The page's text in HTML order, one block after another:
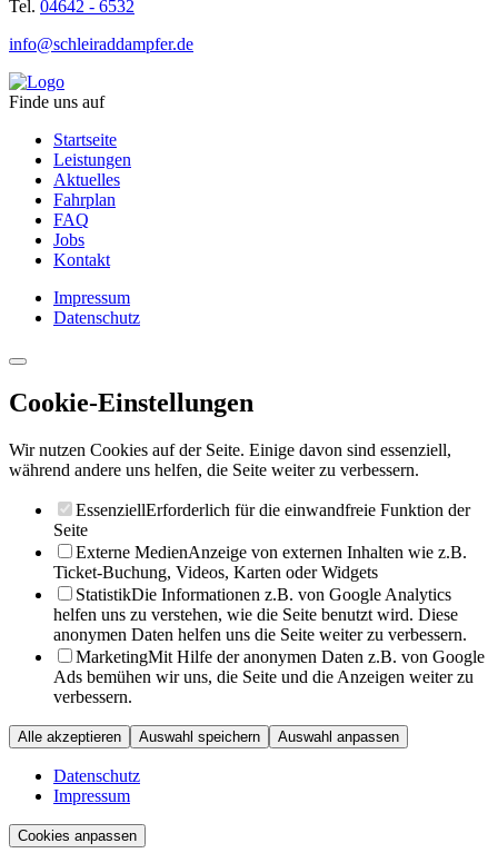
Tel. 04642 - 6532
info@schleiraddampfer.de
Finde uns auf
Startseite
Leistungen
Aktuelles
Fahrplan
FAQ
Jobs
Kontakt
Impressum
Datenschutz
Cookie-Einstellungen
Wir nutzen Cookies auf der Seite. Einige davon sind essenziell,
während andere uns helfen, die Seite weiter zu verbessern.
EssenziellErforderlich für die einwandfreie Funktion der
Seite
Externe MedienAnzeige von externen Inhalten wie z.B.
Ticket-Buchung, Videos, Karten oder Widgets
StatistikDie Informationen z.B. von Google Analytics
helfen uns zu verstehen, wie die Seite benutzt wird. Diese
anonymen Daten helfen uns die Seite weiter zu verbessern.
MarketingMit Hilfe der anonymen Daten z.B. von Google
Ads bemühen wir uns, die Seite und die Anzeigen weiter zu
verbessern.
Alle akzeptieren Auswahl speichern Auswahl anpassen
Datenschutz
Impressum
Cookies anpassen